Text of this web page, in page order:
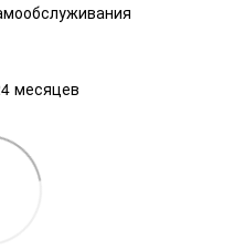
месяцев